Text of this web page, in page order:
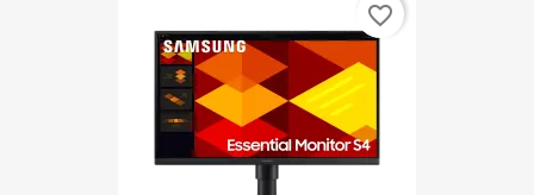
favorite_border